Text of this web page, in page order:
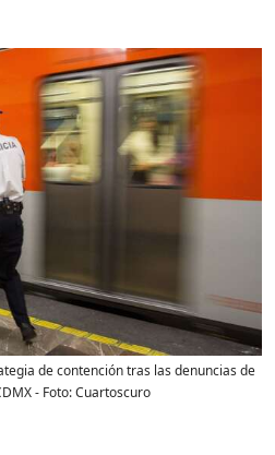
de contención tras las denuncias de
- Foto:Cuartoscuro